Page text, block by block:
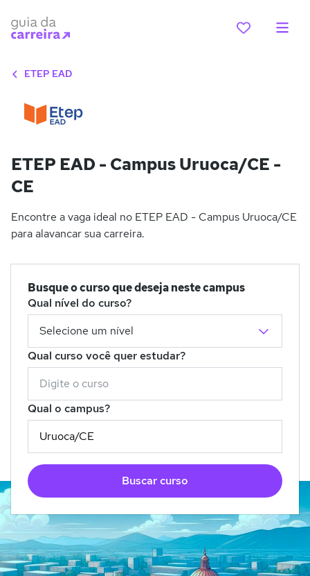
ETEP EAD
ETEP EAD - Campus Uruoca/CE -
CE
Encontre a vaga ideal no ETEP EAD - Campus Uruoca/CE
para alavancar sua carreira.
Busque o curso que deseja neste campus
Qual nível do curso?
Qual curso você quer estudar?
Qual o campus?
Buscar curso